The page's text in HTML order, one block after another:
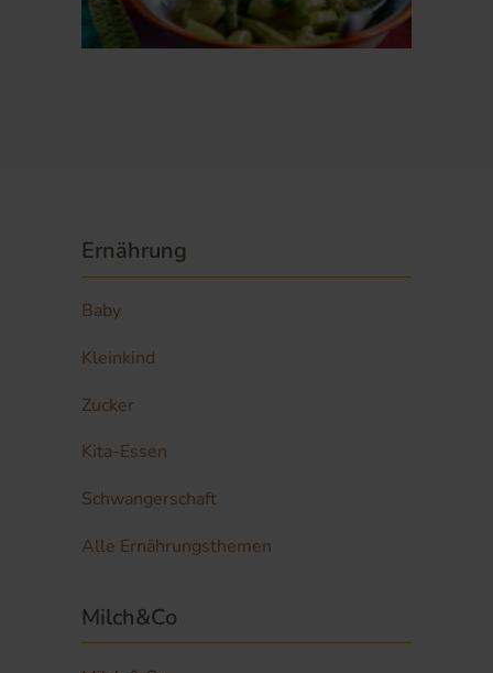
Ernährung
Baby
Kleinkind
Zucker
Kita-Essen
Schwangerschaft
Alle Ernährungsthemen
Milch&Co